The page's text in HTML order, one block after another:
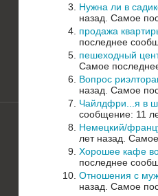
Нужна ли в
назад. Самое
продажа
последнее
пешеходный
Самое
Вопрос
назад. Самое
Чайлдфри...я в
сообщение: 11
Немецкий/
лет назад.
Хорошее кафе
последнее
Отношения с
назад. Самое